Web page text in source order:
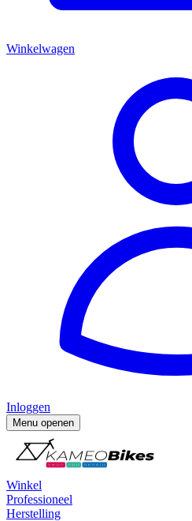
Winkelwagen
Inloggen
Menu openen
Winkel
Professioneel
Herstelling